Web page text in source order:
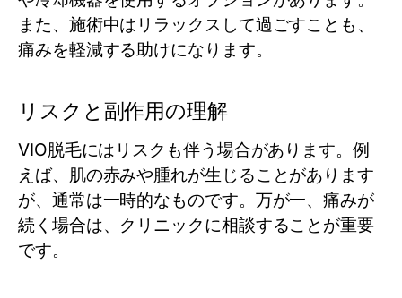
また、施術中はリラックスして過ごすことも、
痛みを軽減する助けになります。
リスクと副作用の理解
VIO脱毛にはリスクも伴う場合があります。例
えば、肌の赤みや腫れが生じることがあります
が、通常は一時的なものです。万が一、痛みが
続く場合は、クリニックに相談することが重要
です。